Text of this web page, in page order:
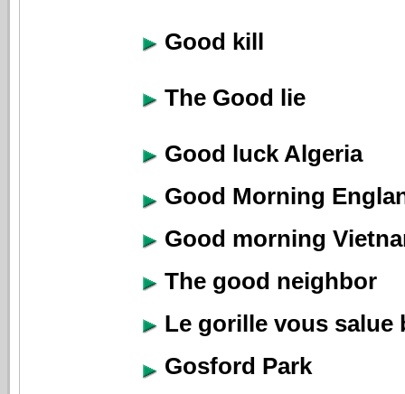
Good kill
The Good lie
Good luck Algeria
Good Morning
Good morning
The good neighbor
Le gorille vous salue
Gosford Park